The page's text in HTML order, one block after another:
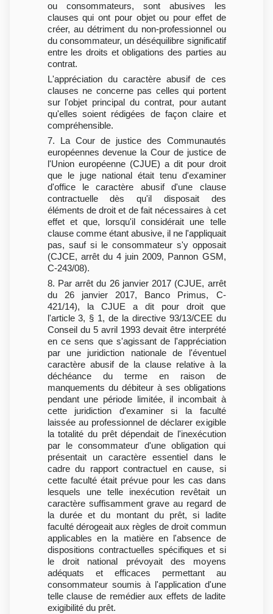
ou consommateurs, sont abusives les
clauses qui ont pour objet ou pour effet de
créer, au détriment du non-professionnel ou
du consommateur, un déséquilibre significatif
entre les droits et obligations des parties au
contrat.
L'appréciation du caractère abusif de ces
clauses ne concerne pas celles qui portent
sur l'objet principal du contrat, pour autant
qu'elles soient rédigées de façon claire et
compréhensible.
7. La Cour de justice des Communautés
européennes devenue la Cour de justice de
l'Union européenne (CJUE) a dit pour droit
que le juge national était tenu d'examiner
d'office le caractère abusif d'une clause
contractuelle dès qu'il disposait des
éléments de droit et de fait nécessaires à cet
effet et que, lorsqu'il considérait une telle
clause comme étant abusive, il ne l'appliquait
pas, sauf si le consommateur s'y opposait
(CJCE, arrêt du 4 juin 2009, Pannon GSM,
C-243/08).
8. Par arrêt du 26 janvier 2017 (CJUE, arrêt
du 26 janvier 2017, Banco Primus, C-
421/14), la CJUE a dit pour droit que
l'article 3, § 1, de la directive 93/13/CEE du
Conseil du 5 avril 1993 devait être interprété
en ce sens que s'agissant de l'appréciation
par une juridiction nationale de l'éventuel
caractère abusif de la clause relative à la
déchéance du terme en raison de
manquements du débiteur à ses obligations
pendant une période limitée, il incombait à
cette juridiction d'examiner si la faculté
laissée au professionnel de déclarer exigible
la totalité du prêt dépendait de l'inexécution
par le consommateur d'une obligation qui
présentait un caractère essentiel dans le
cadre du rapport contractuel en cause, si
cette faculté était prévue pour les cas dans
lesquels une telle inexécution revêtait un
caractère suffisamment grave au regard de
la durée et du montant du prêt, si ladite
faculté dérogeait aux règles de droit commun
applicables en la matière en l'absence de
dispositions contractuelles spécifiques et si
le droit national prévoyait des moyens
adéquats et efficaces permettant au
consommateur soumis à l'application d'une
telle clause de remédier aux effets de ladite
exigibilité du prêt.